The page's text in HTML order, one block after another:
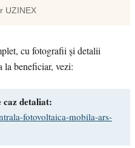
UZINEX
cu fotografii și detalii
la beneficiar, vezi:
detaliat:
fotovoltaica-mobila-ars-